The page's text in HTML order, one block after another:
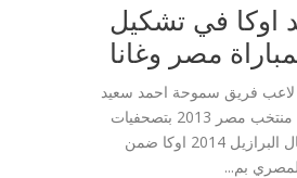
اوكا في تشكيل
مصر وغانا
لاعب فريق سموحة احمد سعيد
اوكا للمشاركة مع منتخب مصر 2013 بتصحفيات
كأس العالم مونديال البرازيل 2014 اوكا ضمن
بم...